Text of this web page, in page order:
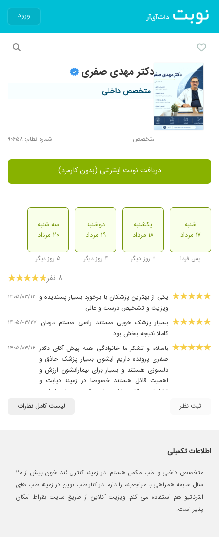
ورود
دکتر مهدی صفری
متخصص داخلی
متخصص شماره نظام: ۹۰۶۵۸
دریافت نوبت اینترنتی (بدون کارمزد)
شنبه
۱۷ مرداد
پس فردا
یکشنبه
۱۸ مرداد
۳ روز دیگر
دوشنبه
۱۹ مرداد
۴ روز دیگر
سه شنبه
۲۰ مرداد
۵ روز دیگر
۸ نفر
یکی از بهترین پزشکان با برخورد بسیار پسندیده و
ویزیت و تشخیص درست و عالی
۱۴۰۵/۰۳/۱۲
بسیار پزشک خوبی هستند راضی هستم درمان
کاملا نتیجه بخش بود
۱۴۰۵/۰۳/۲۷
باسلام و تشکر ما خانوادگی همه پیش آقای دکتر
صفری پرونده داریم ایشون بسیار پزشک حاذق و
دلسوزی هستند و بسیار برای بیمارانشون ارزش و
اهمیت قائل هستند خصوصا در زمینه دیابت و
فشارخون بالا بیماران زیادی تحت درمان ایشون
۱۴۰۵/۰۳/۱۶
درمانیم رو کامل بررسی کردن هم خیلی خوش
بهم دادن که برام جالب بود در کل من خیلی راضی
بودم و حتما دوباره مراجعه میکنم
بسیار خوش برخورد ؛ ازمایش هاشونم دقیق بود ۱۴۰۵/۰۲/۲۹
ثبت نظر لیست کامل نظرات
اطلاعات تکمیلی
متخصص داخلی و طب مکمل هستم، در زمینه کنترل قند خون بیش از ۲۰
سال سابقه همراهی با مراجعینم را دارم. در کنار طب نوین در زمینه طب های
الترناتیو هم استفاده می کنم. ویزیت آنلاین از طریق سایت بقراط امکان
پذیر است.